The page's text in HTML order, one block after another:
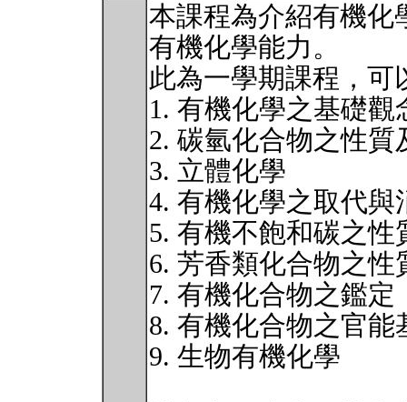
本課程為介紹有機化
有機化學能力。
此為一學期課程，可
1. 有機化學之基礎觀
2. 碳氫化合物之性質
3. 立體化學
4. 有機化學之取代與
5. 有機不飽和碳之性
6. 芳香類化合物之性
7. 有機化合物之鑑定
8. 有機化合物之官
9. 生物有機化學